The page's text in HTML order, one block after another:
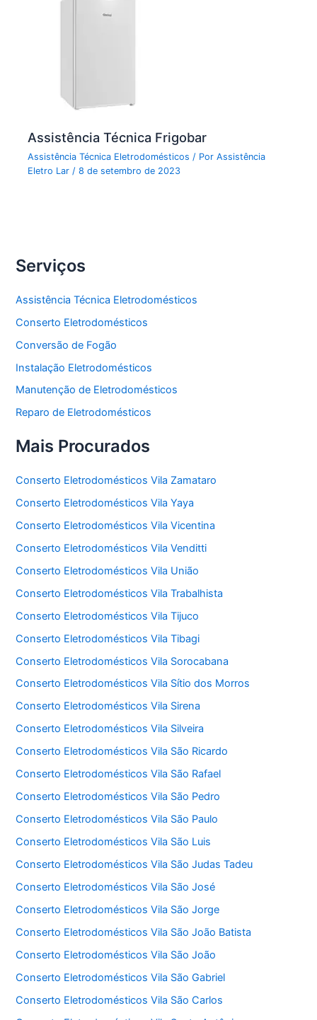
Assistência Técnica Frigobar
Assistência Técnica Eletrodomésticos / PorAssistência
Eletro Lar /8 de setembro de 2023
Serviços
Assistência Técnica Eletrodomésticos
Conserto Eletrodomésticos
Conversão de Fogão
Instalação Eletrodomésticos
Manutenção de Eletrodomésticos
Reparo de Eletrodomésticos
Mais Procurados
Conserto Eletrodomésticos Vila Zamataro
Conserto Eletrodomésticos Vila Yaya
Conserto Eletrodomésticos Vila Vicentina
Conserto Eletrodomésticos Vila Venditti
Conserto Eletrodomésticos Vila União
Conserto Eletrodomésticos Vila Trabalhista
Conserto Eletrodomésticos Vila Tijuco
Conserto Eletrodomésticos Vila Tibagi
Conserto Eletrodomésticos Vila Sorocabana
Conserto Eletrodomésticos Vila Sítio dos Morros
Conserto Eletrodomésticos Vila Sirena
Conserto Eletrodomésticos Vila Silveira
Conserto Eletrodomésticos Vila São Ricardo
Conserto Eletrodomésticos Vila São Rafael
Conserto Eletrodomésticos Vila São Pedro
Conserto Eletrodomésticos Vila São Paulo
Conserto Eletrodomésticos Vila São Luis
Conserto Eletrodomésticos Vila São Judas Tadeu
Conserto Eletrodomésticos Vila São José
Conserto Eletrodomésticos Vila São Jorge
Conserto Eletrodomésticos Vila São João Batista
Conserto Eletrodomésticos Vila São João
Conserto Eletrodomésticos Vila São Gabriel
Conserto Eletrodomésticos Vila São Carlos